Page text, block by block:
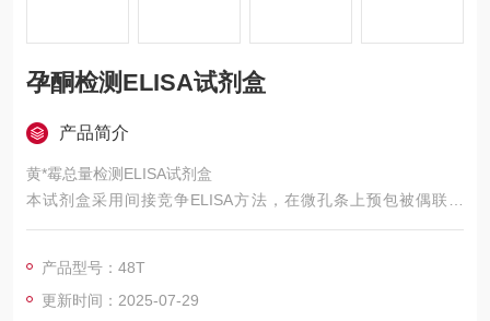
孕酮检测ELISA试剂盒
产品简介
黄*霉总量检测ELISA试剂盒
本试剂盒采用间接竞争ELISA方法，在微孔条上预包被偶联抗
原，样本中的残留物将和微孔条上预包被的偶联抗原竞争抗体，
类药物的含量成负相关，与标准曲线比较可得出相应残留物类药
物的含量。结果判定有两种方法，粗略判定可用第1种方法，定量
产品型号：48T
更新时间：2025-07-29